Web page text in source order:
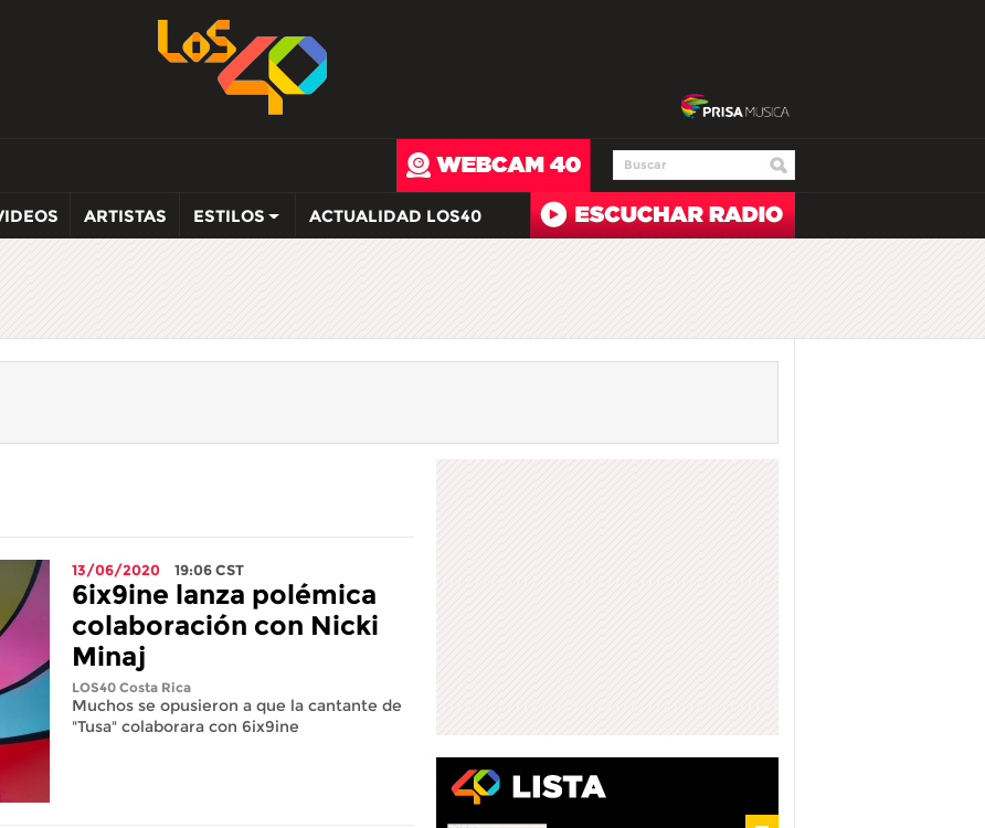
ARTISTAS ESTILOS ACTUALIDAD LOS40
13/06/2020 19:06CST
6ix9ine lanza polémica
colaboración con Nicki
Minaj
LOS40 Costa Rica
Muchos se opusieron a que la cantante de
"Tusa" colaborara con 6ix9ine